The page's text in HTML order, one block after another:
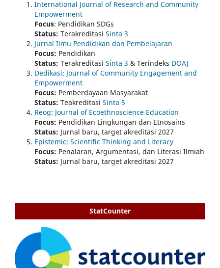
International Journal of Research and Community
Empowerment
Focus: Pendidikan SDGs
Status: Terakreditasi Sinta 3
Jurnal Ilmu Pendidikan dan Pembelajaran
Focus: Pendidikan
Status: Terakreditasi Sinta 3 & Terindeks DOAJ
Dedikasi: Journal of Community Engagement and
Empowerment
Focus: Pemberdayaan Masyarakat
Status: Teakreditasi Sinta 5
Reog: Journal of Ecoethnoscience Education
Focus: Pendidikan Lingkungan dan Etnosains
Status: Jurnal baru, target akreditasi 2027
Epistemic: Scientific Thinking and Literacy
Focus: Penalaran, Argumentasi, dan Literasi Ilmiah
Status: Jurnal baru, target akreditasi 2027
StatCounter